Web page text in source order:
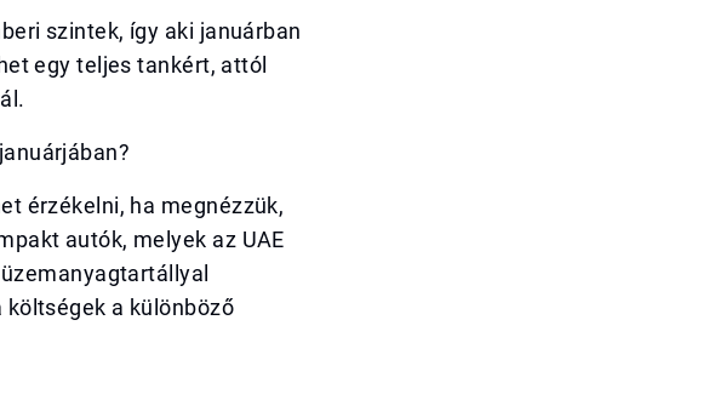
szintek, így aki januárban
egy teljes tankért, attól
érzékelni, ha megnézzük,
autók, melyek az UAE
költségek a különböző